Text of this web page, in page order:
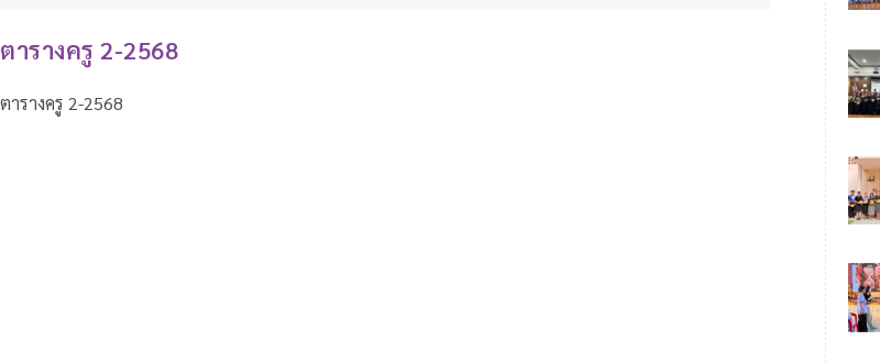
ตารางครู 2-2568
ตารางครู 2-2568